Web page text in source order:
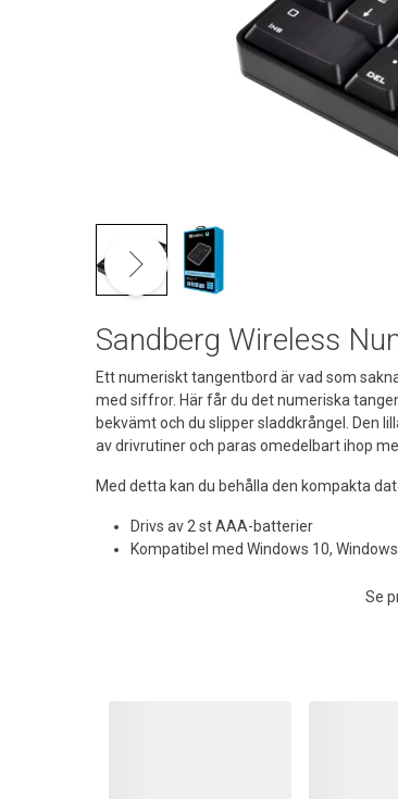
Sandberg Wireless
Ett numeriskt tangentbord är vad som
med siffror. Här får du det numeriska
bekvämt och du slipper sladdkrångel. Den
av drivrutiner och paras omedelbart ihop
Med detta kan du behålla den kompakta
Drivs av 2 st AAA-batterier
Kompatibel med Windows 10,
Se